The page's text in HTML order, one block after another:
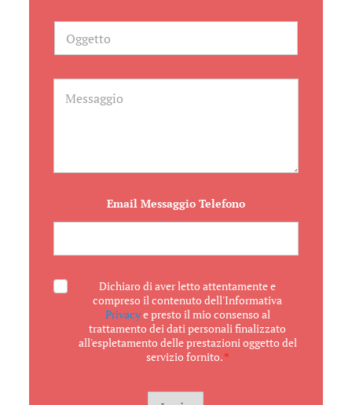
fO
g
tM
i
Email Messaggio Telefono
A
Dichiaro di aver letto attentamente e
compreso il contenuto dell'Informativa
Privacye presto il mio consenso al
trattamento dei dati personali finalizzato
all'espletamento delle prestazioni oggetto del
servizio fornito.*